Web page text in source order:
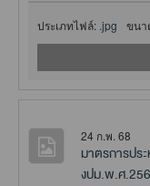
ประเภทไฟล์: .jpg ขนา
24 ก.พ. 68
มาตรการปร
งปม.พ.ศ